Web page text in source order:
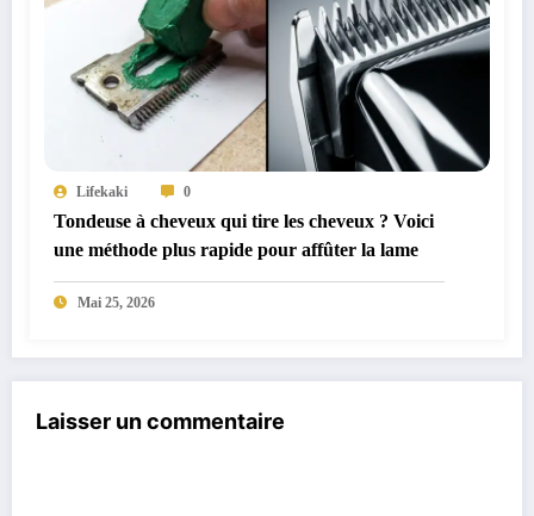
Lifekaki 0
Tondeuse à cheveux qui tire les cheveux ? Voici
une méthode plus rapide pour affûter la lame
Mai 25, 2026
Laisser un commentaire